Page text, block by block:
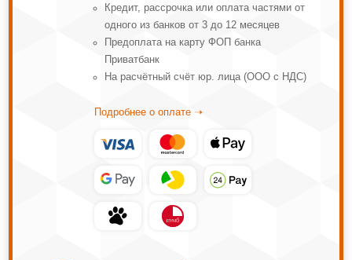
Кредит, рассрочка или оплата частями от
одного из банков от 3 до 12 месяцев
Предоплата на карту ФОП банка
Приватбанк
На расчётный счёт юр. лица (ООО с НДС)
Подробнее о оплате ➝